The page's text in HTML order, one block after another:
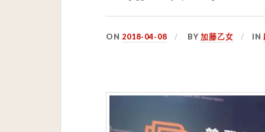
ON 2018-04-08 BY加藤乙女 IN